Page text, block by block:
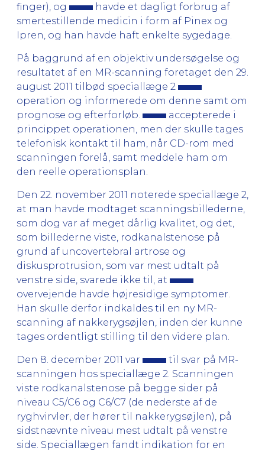
finger), og
havde et dagligt forbrug af
smertestillende medicin i form af Pinex og
Ipren, og han havde haft enkelte sygedage.
På baggrund af en objektiv undersøgelse og
resultatet af en MR-scanning foretaget den 29.
august 2011 tilbød speciallæge 2
operation og informerede om denne samt om
prognose og efterforløb.
accepterede i
princippet operationen, men der skulle tages
telefonisk kontakt til ham, når CD-rom med
scanningen forelå, samt meddele ham om
den reelle operationsplan.
Den 22. november 2011 noterede speciallæge 2,
at man havde modtaget scanningsbillederne,
som dog var af meget dårlig kvalitet, og det,
som billederne viste, rodkanalstenose på
grund af uncovertebral artrose og
diskusprotrusion, som var mest udtalt på
venstre side, svarede ikke til, at
overvejende havde højresidige symptomer.
Han skulle derfor indkaldes til en ny MR-
scanning af nakkerygsøjlen, inden der kunne
tages ordentligt stilling til den videre plan.
Den 8. december 2011 var
til svar på MR-
scanningen hos speciallæge 2. Scanningen
viste rodkanalstenose på begge sider på
niveau C5/C6 og C6/C7 (de nederste af de
ryghvirvler, der hører til nakkerygsøjlen), på
sidstnævnte niveau mest udtalt på venstre
side. Speciallægen fandt indikation for en